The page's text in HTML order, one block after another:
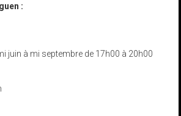
:
juin à mi septembre de 17h00 à 20h00